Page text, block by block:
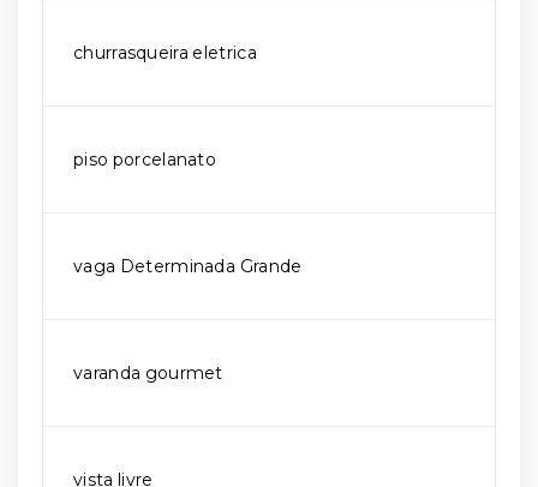
churrasqueira eletrica
piso porcelanato
vaga Determinada Grande
varanda gourmet
vista livre